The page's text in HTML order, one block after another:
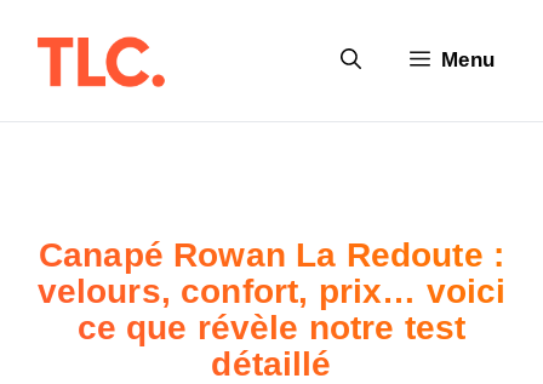
Menu
Canapé Rowan La Redoute :
velours, confort, prix… voici
ce que révèle notre test
détaillé